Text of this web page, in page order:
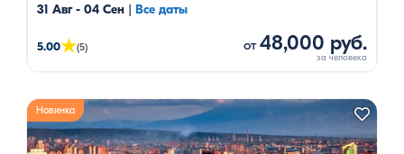
31 Авг - 04 Сен | Все даты
5.00★(5) от48,000 руб.
Новинка